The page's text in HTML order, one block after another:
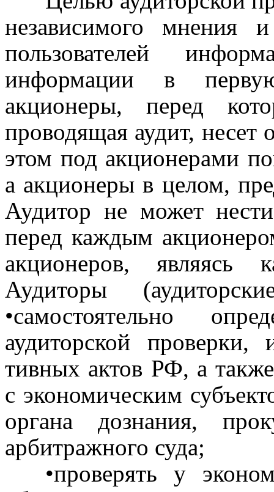
независимого мнения
пользователей
информации в
акционеры, перед
проводящая аудит, несет
этом под акционерами
а акционеры в целом,
Аудитор не может нести
перед каждым
акционеров, яв­ляясь
Аудиторы
•самостоятельно
аудиторской
тивных актов РФ, а
с экономическим
органа дознания,
арбитражного суда;
•проверять у